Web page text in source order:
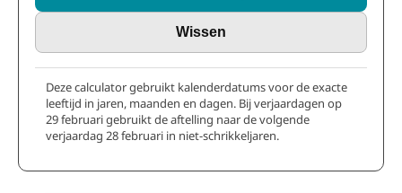
Wissen
Deze calculator gebruikt kalenderdatums voor de exacte
leeftijd in jaren, maanden en dagen. Bij verjaardagen op
29 februari gebruikt de aftelling naar de volgende
verjaardag 28 februari in niet-schrikkeljaren.